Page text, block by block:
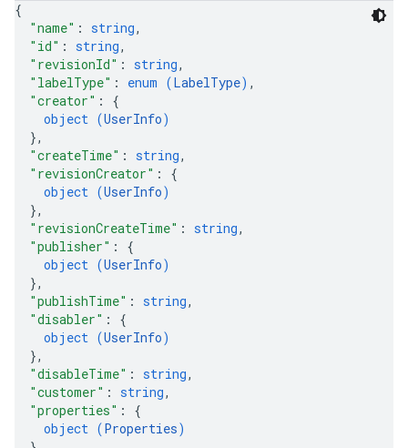
{
"name" : string,
"id" : string,
"revisionId" : string,
"labelType" : enum (LabelType) ,
"creator" : {
object (UserInfo)
},
"createTime" : string,
"revisionCreator" : {
object (UserInfo)
},
"revisionCreateTime" : string,
"publisher" : {
object (UserInfo)
},
"publishTime" : string,
"disabler" : {
object (UserInfo)
},
"disableTime" : string,
"customer" : string,
"properties" : {
object (Properties)